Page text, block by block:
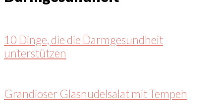
10 Dinge, die die Darmgesundheit
unterstützen
Grandioser Glasnudelsalat mit Tempeh